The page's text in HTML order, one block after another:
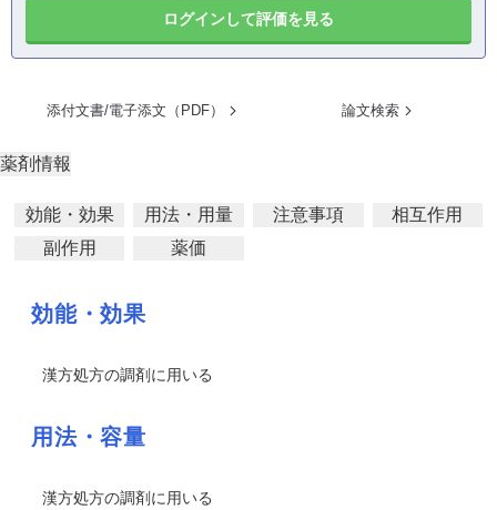
ログインして評価を見る
添付文書/電子添文（PDF） 論文検索
薬剤情報
効能・効果 用法・用量 注意事項
相互作用
副作用
薬価
効能・効果
漢方処方の調剤に用いる
用法・容量
漢方処方の調剤に用いる